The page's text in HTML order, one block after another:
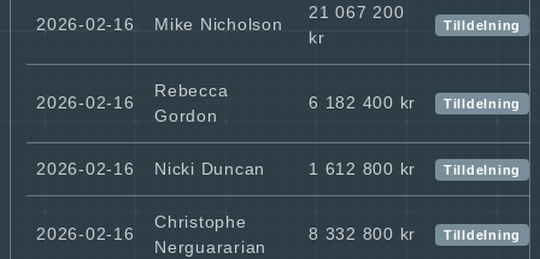
2026-02-16 Mike Nicholson
21 067 200
kr
Tilldelning
2026-02-16
Rebecca
Gordon
6 182 400 kr Tilldelning
2026-02-16 Nicki Duncan 1 612 800 kr Tilldelning
2026-02-16
Christophe
Nerguararian
8 332 800 kr Tilldelning